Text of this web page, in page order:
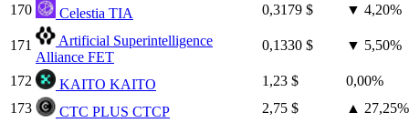
170
Celestia TIA 0,3179 $ ▼ 4,20%
171
Artificial Superintelligence
Alliance FET
0,1330 $ ▼ 5,50%
172 KAITO KAITO 1,23 $
0,00%
173
CTC PLUS CTCP 2,75 $ ▲ 27,25%